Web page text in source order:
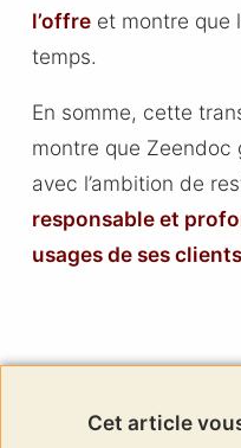
l’offreet montre que
temps.
En somme, cette
montre que Zeendoc
avec l’ambition de
responsable et
usages de ses
Cet article